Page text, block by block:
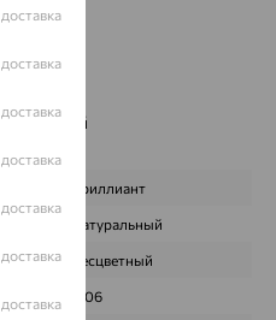
Бесцветный
Бриллиант
Натуральный
Бесцветный
0,06
доставка
доставка
доставка
доставка
доставка
доставка
доставка